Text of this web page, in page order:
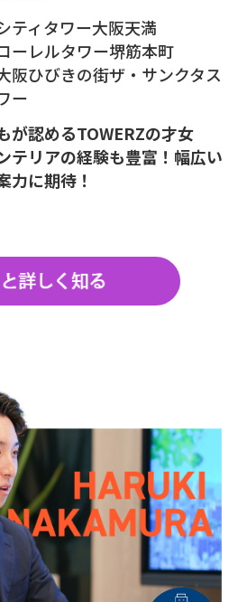
ティタワー大阪天満
ーレルタワー堺筋本町
阪ひびきの街ザ・サンクタス
ー
が認めるTOWERZの才女
テリアの経験も豊富！幅広い
力に期待！